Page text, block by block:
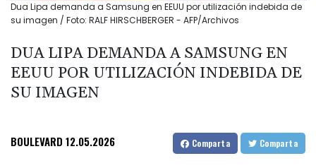
Dua Lipa demanda a Samsung en EEUU por utilización indebida de
su imagen / Foto: RALF HIRSCHBERGER - AFP/Archivos
DUA LIPA DEMANDA A SAMSUNG EN
EEUU POR UTILIZACIÓN INDEBIDA DE
SU IMAGEN
BOULEVARD 12.05.2026 Comparta Comparta